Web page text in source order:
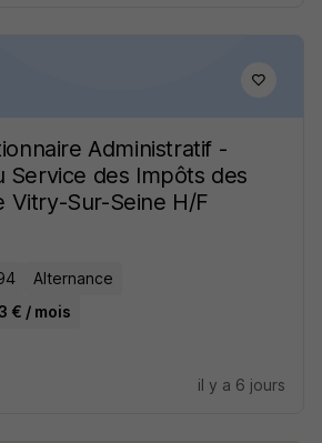
Administratif -
Service des Impôts des
Vitry-Sur-Seine H/F
Alternance
€ / mois
il y a 6 jours